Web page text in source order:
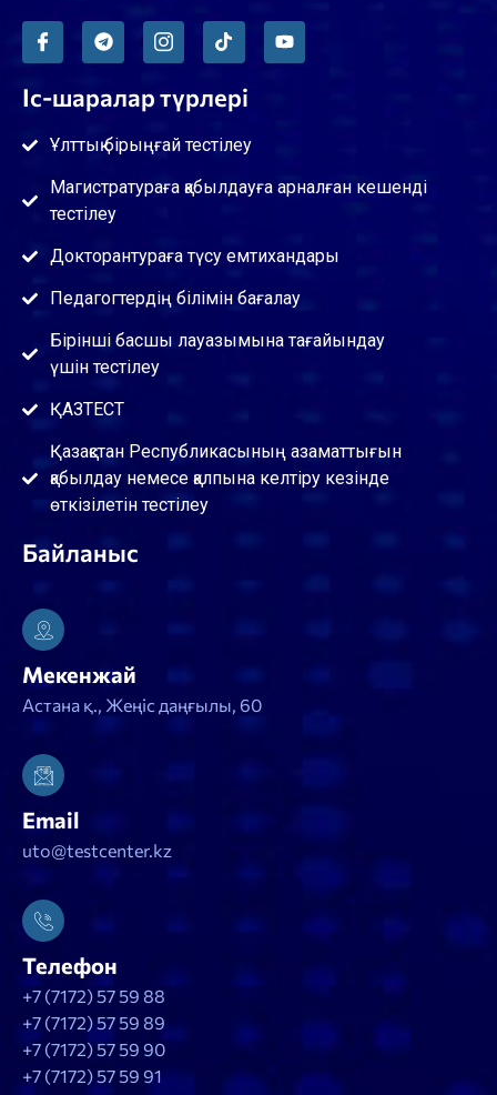
Іс-шаралар түрлері
Ұлттық бірыңғай тестілеу
Магистратураға қабылдауға арналған кешенді
тестілеу
Докторантураға түсу емтихандары
Педагогтердің білімін бағалау
Бірінші басшы лауазымына тағайындау
үшін тестілеу
ҚАЗТЕСТ
Қазақстан Республикасының азаматтығын
қабылдау немесе қалпына келтіру кезінде
өткізілетін тестілеу
Байланыс
Мекенжай
Астана қ., Жеңіс даңғылы, 60
Email
uto@testcenter.kz
Телефон
+7 (7172) 57 59 88
+7 (7172) 57 59 89
+7 (7172) 57 59 90
+7 (7172) 57 59 91